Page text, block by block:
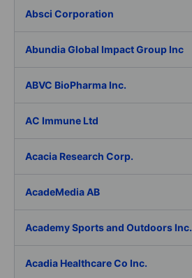
Absci Corporation
Abundia Global Impact Group Inc
ABVC BioPharma Inc.
AC Immune Ltd
Acacia Research Corp.
AcadeMedia AB
Academy Sports and Outdoors Inc.
Acadia Healthcare Co Inc.